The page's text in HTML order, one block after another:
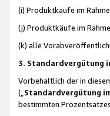
(i) Produktkäufe im
(j) Produktkäufe im
(k) alle
3. Standardvergütung
Vorbehaltlich der in
(„ Standardvergütung
bestimmten